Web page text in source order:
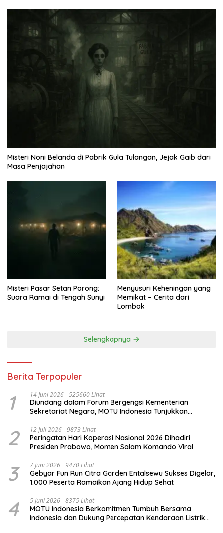
Misteri Noni Belanda di Pabrik Gula Tulangan, Jejak Gaib dari
Masa Penjajahan
Misteri Pasar Setan Porong:
Suara Ramai di Tengah Sunyi
Menyusuri Keheningan yang
Memikat – Cerita dari
Lombok
Selengkapnya
Berita Terpopuler
1 14 Juni 2026 525660 Lihat
Diundang dalam Forum Bergengsi Kementerian
Sekretariat Negara, MOTU Indonesia Tunjukkan
2 12 Juli 2026 9873 Lihat
Peringatan Hari Koperasi Nasional 2026 Dihadiri
Presiden Prabowo, Momen Salam Komando Viral
3 7 Juni 2026 9470 Lihat
Gebyar Fun Run Citra Garden Entalsewu Sukses Digelar,
1.000 Peserta Ramaikan Ajang Hidup Sehat
4 5 Juni 2026 8375 Lihat
MOTU Indonesia Berkomitmen Tumbuh Bersama
Indonesia dan Dukung Percepatan Kendaraan Listrik